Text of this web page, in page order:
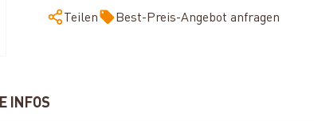
Teilen Best-Preis-Angebot anfragen
INFOS